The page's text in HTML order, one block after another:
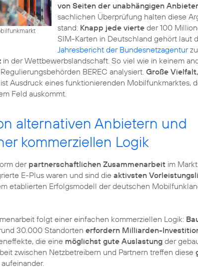
von Seiten der unabhängigen Anbieter
sachlichen Überprüfung halten diese
stand: Knapp jede vierteder 100
SIM-Karten in Deutschland gehört laut
Jahresbericht der Bundesnetzagentur
in der Wettbewerbslandschaft. So viel wie in keinem
BEREC analysiert. Große
Ausdruck eines funktionierenden Mobilfunkmarktes,
Feld auskommt.
alternativen Anbietern und
kommerziellen Logik
der partnerschaftlichen Zusammenarbeit im
E-Plus waren und sind die aktivsten
etablierten Erfolgsmodell der deutschen
folgt einer einfachen kommerziellen Logik:
30.000 Standorten erfordern Milliarden-
die eine möglichst gute Auslastung der
zwischen Netzbetreibern und Partnern treffen diese
aufeinander.